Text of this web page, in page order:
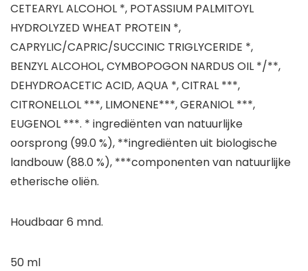
CETEARYL ALCOHOL *, POTASSIUM PALMITOYL
HYDROLYZED WHEAT PROTEIN *,
CAPRYLIC/CAPRIC/SUCCINIC TRIGLYCERIDE *,
BENZYL ALCOHOL, CYMBOPOGON NARDUS OIL */**,
DEHYDROACETIC ACID, AQUA *, CITRAL ***,
CITRONELLOL ***, LIMONENE***, GERANIOL ***,
EUGENOL ***. * ingrediënten van natuurlijke
oorsprong (99.0 %), **ingrediënten uit biologische
landbouw (88.0 %), ***componenten van natuurlijke
etherische oliën.
Houdbaar 6 mnd.
50 ml